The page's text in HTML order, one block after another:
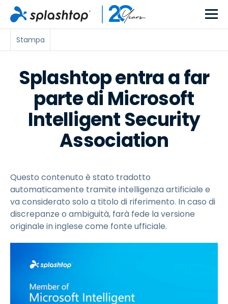
Stampa
Splashtop entra a far
parte di Microsoft
Intelligent Security
Association
Questo contenuto è stato tradotto
automaticamente tramite intelligenza artificiale e
va considerato solo a titolo di riferimento. In caso di
discrepanze o ambiguità, farà fede la versione
originale in inglese come fonte ufficiale.